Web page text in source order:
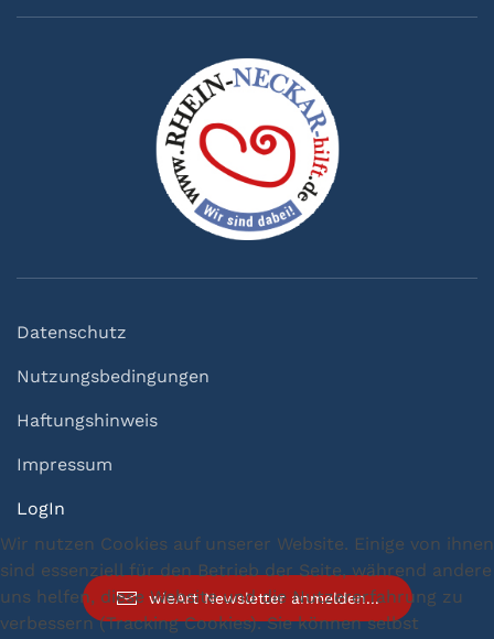
Datenschutz
Nutzungsbedingungen
Haftungshinweis
Impressum
LogIn
wieArt Newsletter anmelden...
Wir nutzen Cookies auf unserer Website. Einige von ihnen
sind essenziell für den Betrieb der Seite, während andere
uns helfen, diese Website und die Nutzererfahrung zu
verbessern (Tracking Cookies). Sie können selbst